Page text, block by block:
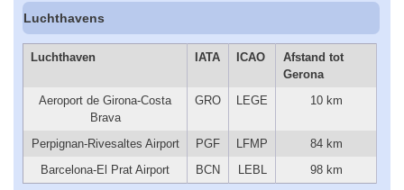
Luchthavens
Luchthaven IATA ICAO
Afstand tot
Gerona
Aeroport de Girona-Costa
Brava
GRO LEGE 10 km
Perpignan-Rivesaltes Airport PGF LFMP
84 km
Barcelona-El Prat Airport
BCN LEBL 98 km